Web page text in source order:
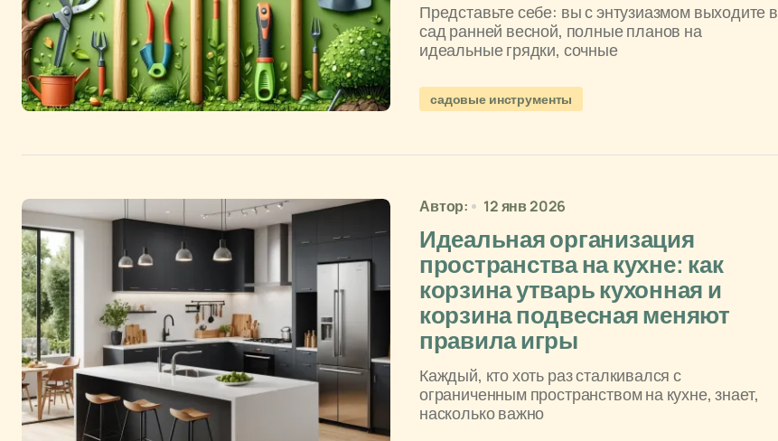
Представьте себе: вы с энтузиазмом выходите в
сад ранней весной, полные планов на
идеальные грядки, сочные
садовые инструменты
Автор: 12 янв 2026
Идеальная организация
пространства на кухне: как
корзина утварь кухонная и
корзина подвесная меняют
правила игры
Каждый, кто хоть раз сталкивался с
ограниченным пространством на кухне, знает,
насколько важно